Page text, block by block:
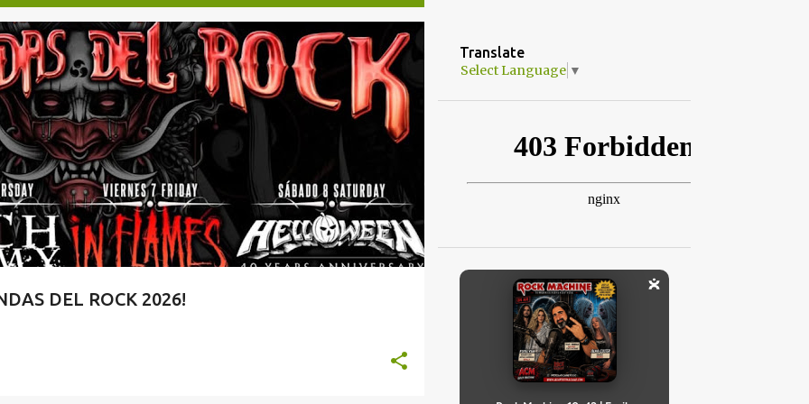
DEL ROCK 2026!
TAQUILLA.COM
Translate
Select Language ▼